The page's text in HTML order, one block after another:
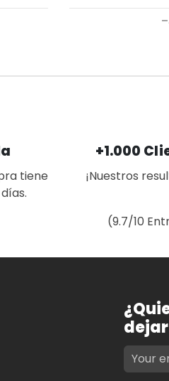
tiene
+1.000
¡Nuestros
(9.7/10